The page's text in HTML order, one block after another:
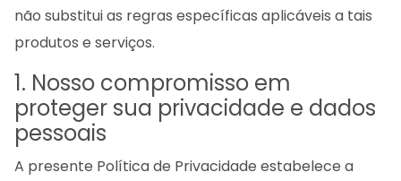
não substitui as regras específicas aplicáveis a tais
produtos e serviços.
1. Nosso compromisso em
proteger sua privacidade e dados
pessoais
A presente Política de Privacidade estabelece a